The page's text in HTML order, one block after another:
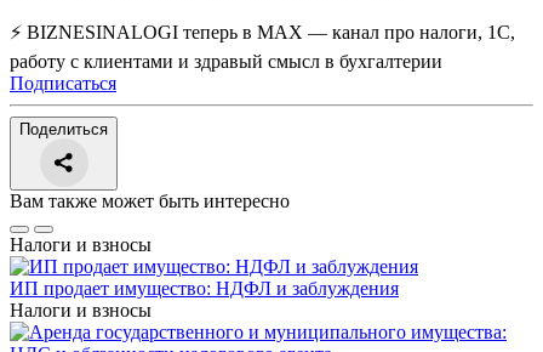
⚡ BIZNESINALOGI теперь в MAX — канал про налоги, 1С,
работу с клиентами и здравый смысл в бухгалтерии
Подписаться
Поделиться
Вам также может быть интересно
Налоги и взносы
ИП продает имущество: НДФЛ и заблуждения
Налоги и взносы